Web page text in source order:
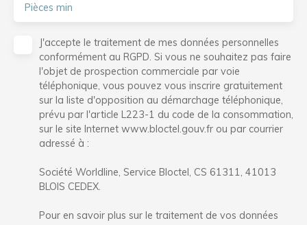
Pièces min
J'accepte le traitement de mes données personnelles
conformément au RGPD. Si vous ne souhaitez pas faire
l'objet de prospection commerciale par voie
téléphonique, vous pouvez vous inscrire gratuitement
sur la liste d'opposition au démarchage téléphonique,
prévu par l'article L223-1 du code de la consommation,
sur le site Internet www.bloctel.gouv.fr ou par courrier
adressé à :
Société Worldline, Service Bloctel, CS 61311, 41013
BLOIS CEDEX.
Pour en savoir plus sur le traitement de vos données